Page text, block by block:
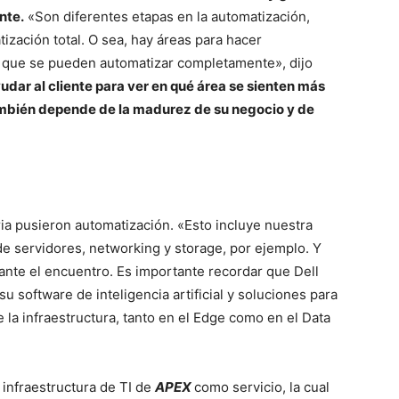
«Son diferentes etapas en la automatización,
total. O sea, hay áreas para hacer
se pueden automatizar completamente», dijo
al cliente para ver en qué área se sienten más
depende de la madurez de su negocio y de
pusieron automatización. «Esto incluye nuestra
servidores, networking y storage, por ejemplo. Y
el encuentro. Es importante recordar que Dell
software de inteligencia artificial y soluciones para
infraestructura, tanto en el Edge como en el Data
de TI de APEXcomo servicio, la cual